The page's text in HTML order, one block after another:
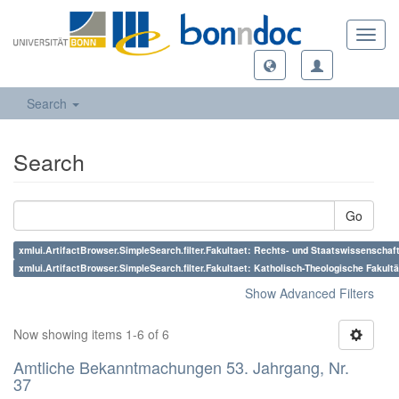
Search
Search
Go
xmlui.ArtifactBrowser.SimpleSearch.filter.Fakultaet: Rechts- und
xmlui.ArtifactBrowser.SimpleSearch.filter.Fakultaet: Katholisch-Theologische
Show Advanced Filters
Now showing items 1-6 of 6
Amtliche Bekanntmachungen 53. Jahrgang, Nr.
37